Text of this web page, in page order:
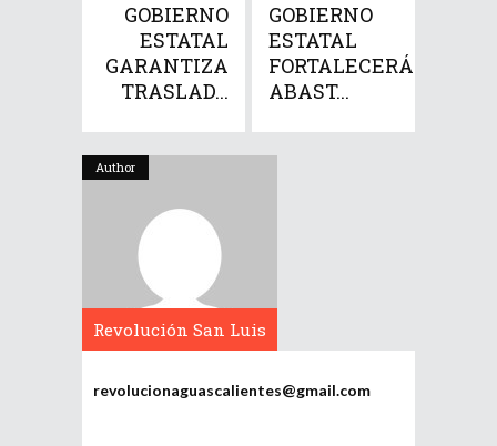
GOBIERNO
ESTATAL
GARANTIZA
TRASLAD...
GOBIERNO
ESTATAL
FORTALECERÁ
ABAST...
Author
Revolución San Luis
revolucionaguascalientes@gmail.com